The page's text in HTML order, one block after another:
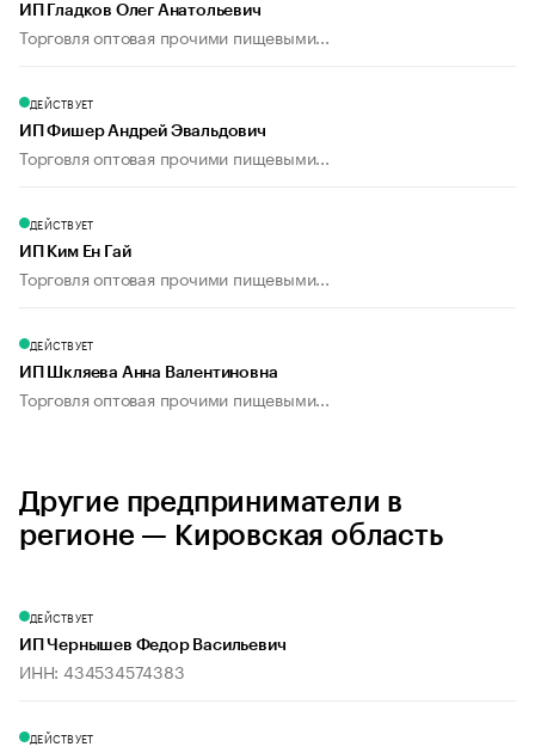
ИП Гладков Олег Анатольевич
Торговля оптовая прочими пищевыми...
ДЕЙСТВУЕТ
ИП Фишер Андрей Эвальдович
Торговля оптовая прочими пищевыми...
ДЕЙСТВУЕТ
ИП Ким Ен Гай
Торговля оптовая прочими пищевыми...
ДЕЙСТВУЕТ
ИП Шкляева Анна Валентиновна
Торговля оптовая прочими пищевыми...
Другие предприниматели в
регионе — Кировская область
ДЕЙСТВУЕТ
ИП Чернышев Федор Васильевич
ИНН: 434534574383
ДЕЙСТВУЕТ